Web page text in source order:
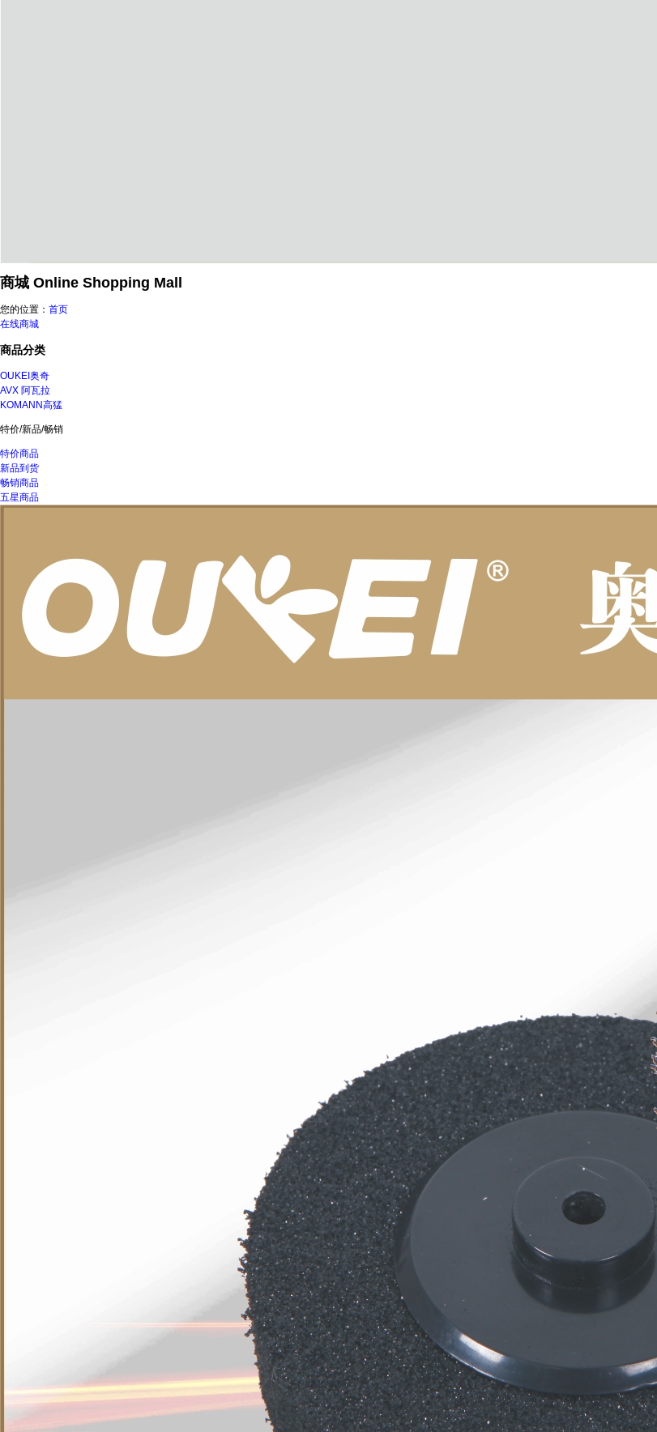
商城 Online Shopping Mall
您的位置： 首页
在线商城
商品分类
OUKEI奥奇
AVX 阿瓦拉
KOMANN高猛
特价/新品/畅销
特价商品
新品到货
畅销商品
五星商品